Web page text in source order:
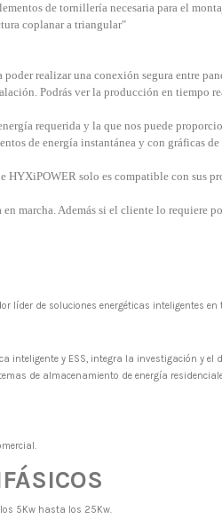
de tornillería necesaria para el
coplanar a triangular"
realizar una conexión segura entre
Podrás ver la producción en tiempo
requerida y la que nos puede
de energía instantánea y con gráficas
solo es compatible con sus
marcha. Además si el cliente lo requiere
líder de soluciones energéticas inteligentes en
inteligente y ESS, integra la investigación y el
de almacenamiento de energía
5Kw hasta los 25Kw.